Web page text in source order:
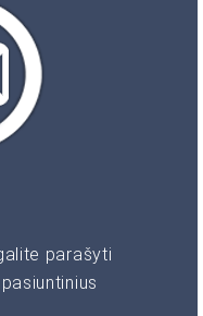
parašyti